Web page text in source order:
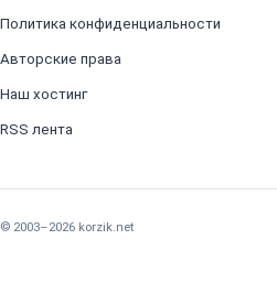
Политика конфиденциальности
Авторские права
Наш хостинг
RSS лента
© 2003–2026 korzik.net